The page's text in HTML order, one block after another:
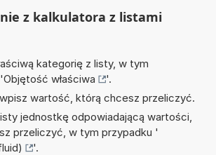
z kalkulatora z listami
kategorię z listy, w tym
Objętość właściwa
'.
wartość, którą chcesz przeliczyć.
jednostkę odpowiadającą wartości,
przeliczyć, w tym przypadku '
'.